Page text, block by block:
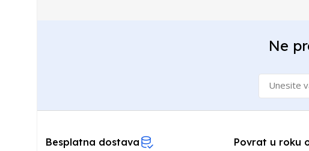
Ne
Besplatna dostava Povrat u roku